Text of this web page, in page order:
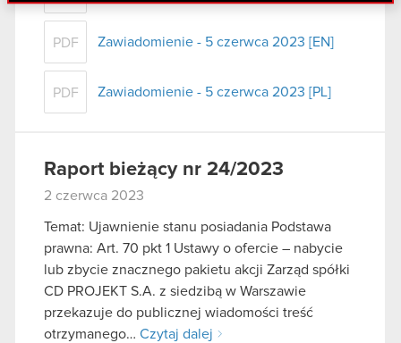
danymi otrzymanymi od Ciebie lub uzyskanymi
podczas korzystania z ich usług. Kontynuując
korzystanie z naszej witryny, zgadasz się na
używanie plików cookie.
PDF Zawiadomienie - 5 czerwca 2023 [EN]
PDF Zawiadomienie - 5 czerwca 2023 [PL]
Raport bieżący nr 24/2023
2 czerwca 2023
Temat: Ujawnienie stanu posiadania Podstawa
prawna: Art. 70 pkt 1 Ustawy o ofercie – nabycie
lub zbycie znacznego pakietu akcji Zarząd spółki
CD PROJEKT S.A. z siedzibą w Warszawie
przekazuje do publicznej wiadomości treść
otrzymanego… Czytaj dalej